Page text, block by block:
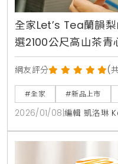
全家Let’s Tea蘭韻
選2100公尺高山茶
網友評分 (
#全家 #新品上市
2026/01/08 編輯 凱洛琳